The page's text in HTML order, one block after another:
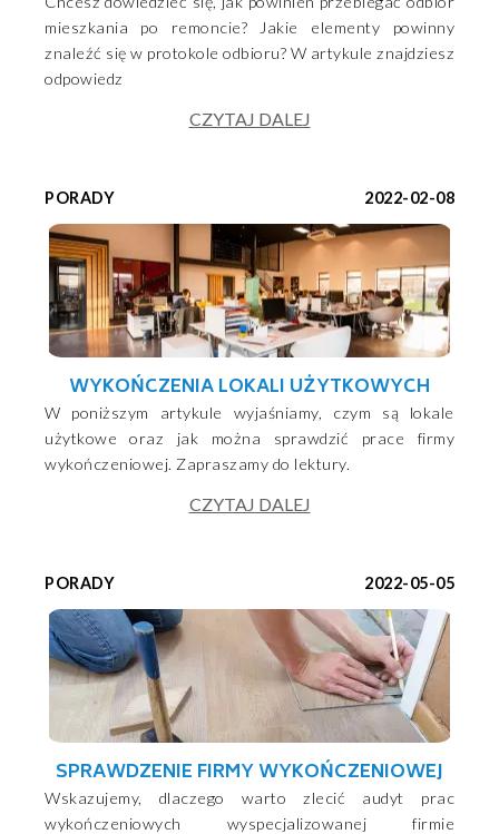
mieszkania po remoncie? Jakie elementy powinny
znaleźć się w protokole odbioru? W artykule znajdziesz
odpowiedz
CZYTAJ DALEJ
PORADY 2022-02-08
WYKOŃCZENIA LOKALI UŻYTKOWYCH
W poniższym artykule wyjaśniamy, czym są lokale
użytkowe oraz jak można sprawdzić prace firmy
wykończeniowej. Zapraszamy do lektury.
CZYTAJ DALEJ
PORADY 2022-05-05
SPRAWDZENIE FIRMY WYKOŃCZENIOWEJ
Wskazujemy, dlaczego warto zlecić audyt prac
wykończeniowych wyspecjalizowanej firmie